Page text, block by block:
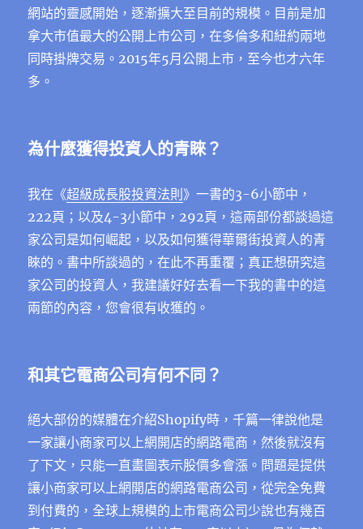
網站的靈感開始，逐漸擴大至目前的規模。目前是加
拿大市值最大的公開上市公司，在多倫多和紐約兩地
同時掛牌交易。2015年5月公開上市，至今也才六年
多。
為什麼獲得投資人的青睞？
我在《超級成長股投資法則》一書的3-6小節中，
222頁；以及4-3小節中，292頁，這兩部份都談過這
家公司是如何崛起，以及如何獲得華爾街投資人的青
睞的。書中所談過的，在此不再重覆；真正想研究這
家公司的投資人，我建議好好去看一下我的書中的這
兩節的內容，您會很有收獲的。
和其它電商公司有何不同？
絕大部份的媒體在介紹Shopify時，千篇一律說他是
一家讓小商家可以上網開店的網路電商，然後就沒有
了下文，只能一直畫圖表示股價多會漲。問題是提供
讓小商家可以上網開店的網路電商公司，從完全免費
到付費的，全球上規模的上市電商公司少說也有幾百